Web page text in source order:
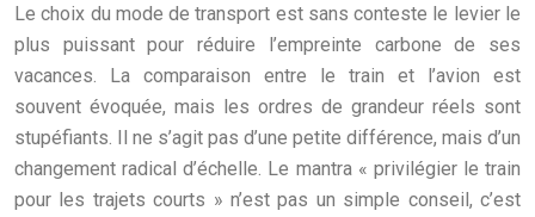
Le choix du mode de transport est sans conteste le levier le
plus puissant pour réduire l’empreinte carbone de ses
vacances. La comparaison entre le train et l’avion est
souvent évoquée, mais les ordres de grandeur réels sont
stupéfiants. Il ne s’agit pas d’une petite différence, mais d’un
changement radical d’échelle. Le mantra « privilégier le train
pour les trajets courts » n’est pas un simple conseil, c’est